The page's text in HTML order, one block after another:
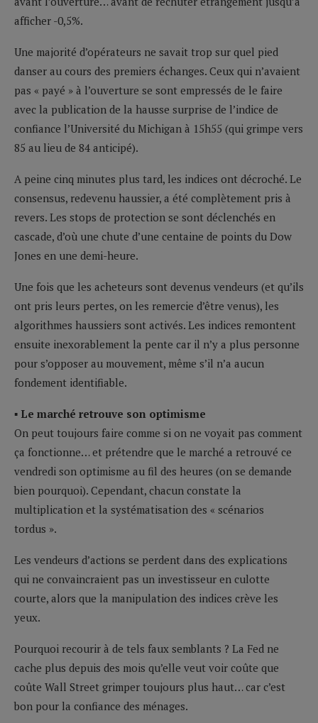
afficher -0,5%.
Une majorité d’opérateurs ne savait trop sur quel pied
danser au cours des premiers échanges. Ceux qui n’avaient
pas « payé » à l’ouverture se sont empressés de le faire
avec la publication de la hausse surprise de l’indice de
confiance l’Université du Michigan à 15h55 (qui grimpe vers
85 au lieu de 84 anticipé).
A peine cinq minutes plus tard, les indices ont décroché. Le
consensus, redevenu haussier, a été complètement pris à
revers. Les stops de protection se sont déclenchés en
cascade, d’où une chute d’une centaine de points du Dow
Jones en une demi-heure.
Une fois que les acheteurs sont devenus vendeurs (et qu’ils
ont pris leurs pertes, on les remercie d’être venus), les
algorithmes haussiers sont activés. Les indices remontent
ensuite inexorablement la pente car il n’y a plus personne
pour s’opposer au mouvement, même s’il n’a aucun
fondement identifiable.
▪ Le marché retrouve son optimisme
On peut toujours faire comme si on ne voyait pas comment
ça fonctionne… et prétendre que le marché a retrouvé ce
vendredi son optimisme au fil des heures (on se demande
bien pourquoi). Cependant, chacun constate la
multiplication et la systématisation des « scénarios
tordus ».
Les vendeurs d’actions se perdent dans des explications
qui ne convaincraient pas un investisseur en culotte
courte, alors que la manipulation des indices crève les
yeux.
Pourquoi recourir à de tels faux semblants ? La Fed ne
cache plus depuis des mois qu’elle veut voir coûte que
coûte Wall Street grimper toujours plus haut… car c’est
bon pour la confiance des ménages.